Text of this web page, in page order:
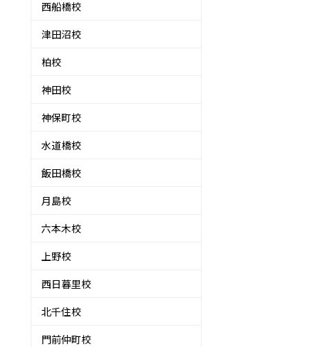
西船橋校
津田沼校
柏校
神田校
神保町校
水道橋校
飯田橋校
月島校
六本木校
上野校
西日暮里校
北千住校
門前仲町校